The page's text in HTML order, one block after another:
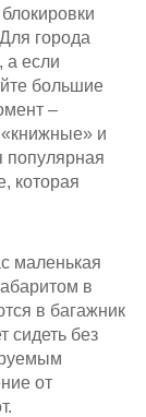
города
а если
большие
–
и
популярная
которая
маленькая
в
в багажник
без
от